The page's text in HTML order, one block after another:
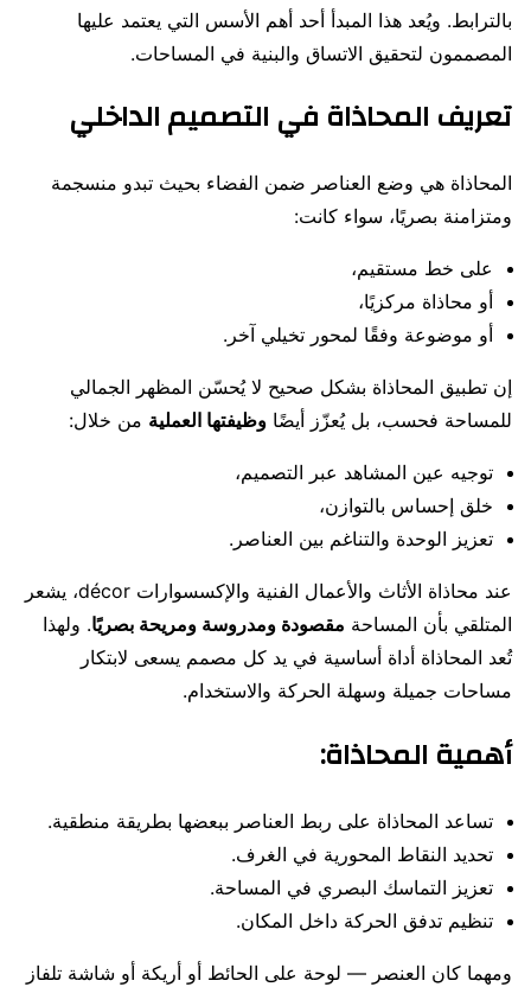
بالترابط. ويُعد هذا المبدأ أحد أهم الأسس التي يعتمد عليها
المصممون لتحقيق الاتساق والبنية في المساحات.
تعريف المحاذاة في التصميم الداخلي
المحاذاة هي وضع العناصر ضمن الفضاء بحيث تبدو منسجمة
ومتزامنة بصريًا، سواء كانت:
على خط مستقيم،
أو محاذاة مركزيًا،
أو موضوعة وفقًا لمحور تخيلي آخر.
إن تطبيق المحاذاة بشكل صحيح لا يُحسّن المظهر الجمالي
للمساحة فحسب، بل يُعزّز أيضًا وظيفتها العملية من خلال:
توجيه عين المشاهد عبر التصميم،
خلق إحساس بالتوازن،
تعزيز الوحدة والتناغم بين العناصر.
عند محاذاة الأثاث والأعمال الفنية والإكسسوارات décor، يشعر
المتلقي بأن المساحة مقصودة ومدروسة ومريحة بصريًا. ولهذا
تُعد المحاذاة أداة أساسية في يد كل مصمم يسعى لابتكار
مساحات جميلة وسهلة الحركة والاستخدام.
أهمية المحاذاة:
تساعد المحاذاة على ربط العناصر ببعضها بطريقة منطقية.
تحديد النقاط المحورية في الغرف.
تعزيز التماسك البصري في المساحة.
تنظيم تدفق الحركة داخل المكان.
ومهما كان العنصر — لوحة على الحائط أو أريكة أو شاشة تلفاز